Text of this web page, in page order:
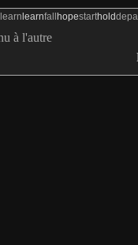
learn learnfall hopestarthold